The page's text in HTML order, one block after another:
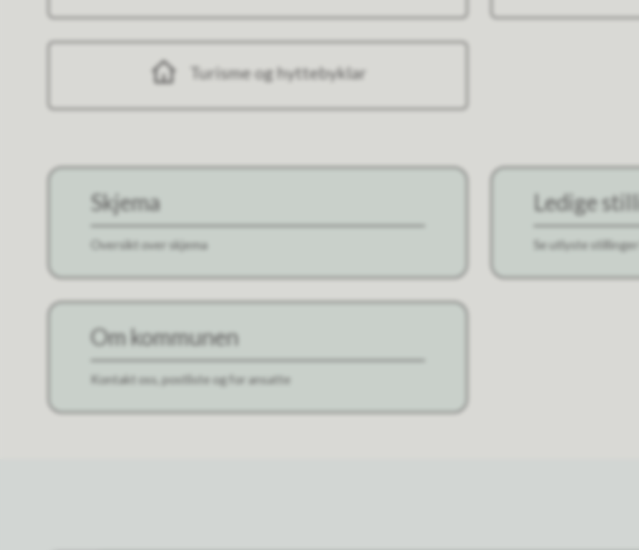
Turisme og hyttebyklar
Skjema
Oversikt over skjema
Ledige
Se utlyste
Om kommunen
Kontakt oss, postliste og for ansatte